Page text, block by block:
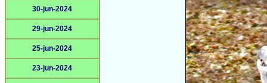
30-jun-2024
29-jun-2024
25-jun-2024
23-jun-2024